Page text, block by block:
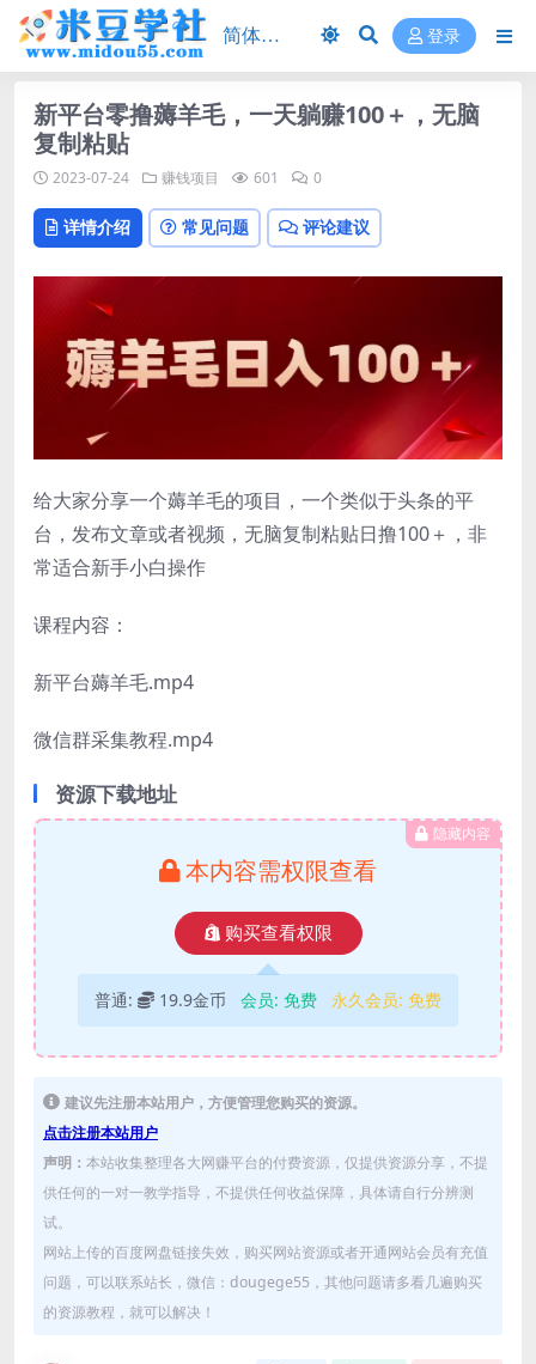
登录
新平台零撸薅羊毛，一天躺赚100＋，无脑
复制粘贴
2023-07-24 赚钱项目 601 0
详情介绍 常见问题 评论建议
给大家分享一个薅羊毛的项目，一个类似于头条的平
台，发布文章或者视频，无脑复制粘贴日撸100＋，非
常适合新手小白操作
课程内容：
新平台薅羊毛.mp4
微信群采集教程.mp4
资源下载地址
隐藏内容
本内容需权限查看
购买查看权限
普通: 19.9金币 会员: 免费 永久会员: 免费
建议先注册本站用户，方便管理您购买的资源。
点击注册本站用户
声明： 本站收集整理各大网赚平台的付费资源，仅提供资源分享，不提
供任何的一对一教学指导，不提供任何收益保障，具体请自行分辨测
试。
网站上传的百度网盘链接失效，购买网站资源或者开通网站会员有充值
问题，可以联系站长，微信：dougege55，其他问题请多看几遍购买
的资源教程，就可以解决！